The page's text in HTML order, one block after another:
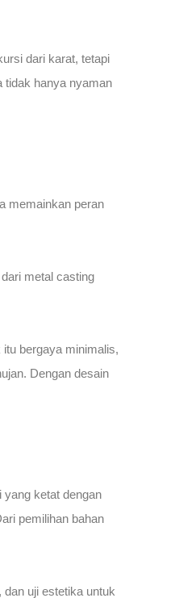
dari karat, tetapi
tidak hanya nyaman
memainkan peran
metal casting
bergaya minimalis,
Dengan desain
ketat dengan
pemilihan bahan
uji estetika untuk